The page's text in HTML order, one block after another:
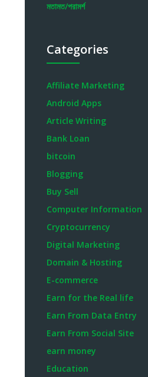
মতামত/পরামর্শ
Categories
Affiliate Marketing
Android Apps
Article Writing
Bank Loan
bitcoin
Blogging
Buy Sell
Computer Information
Cryptocurrency
Digital Marketing
Domain & Hosting
E-commerce
Earn for the Real life
Earn From Data Entry
Earn From Social Site
earn money
Education